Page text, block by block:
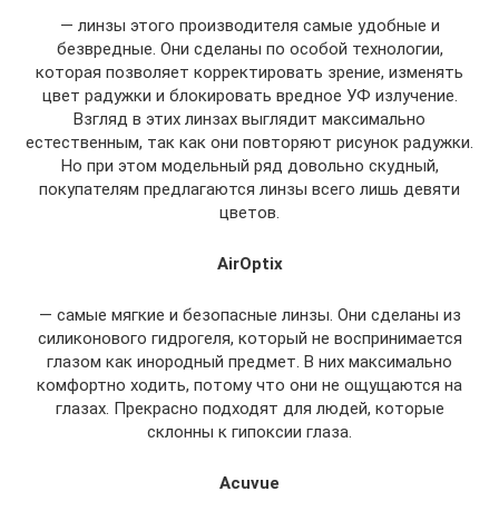
— линзы этого производителя самые удобные и
безвредные. Они сделаны по особой технологии,
которая позволяет корректировать зрение, изменять
цвет радужки и блокировать вредное УФ излучение.
Взгляд в этих линзах выглядит максимально
естественным, так как они повторяют рисунок радужки.
Но при этом модельный ряд довольно скудный,
покупателям предлагаются линзы всего лишь девяти
цветов.
AirOptix
— самые мягкие и безопасные линзы. Они сделаны из
силиконового гидрогеля, который не воспринимается
глазом как инородный предмет. В них максимально
комфортно ходить, потому что они не ощущаются на
глазах. Прекрасно подходят для людей, которые
склонны к гипоксии глаза.
Acuvue